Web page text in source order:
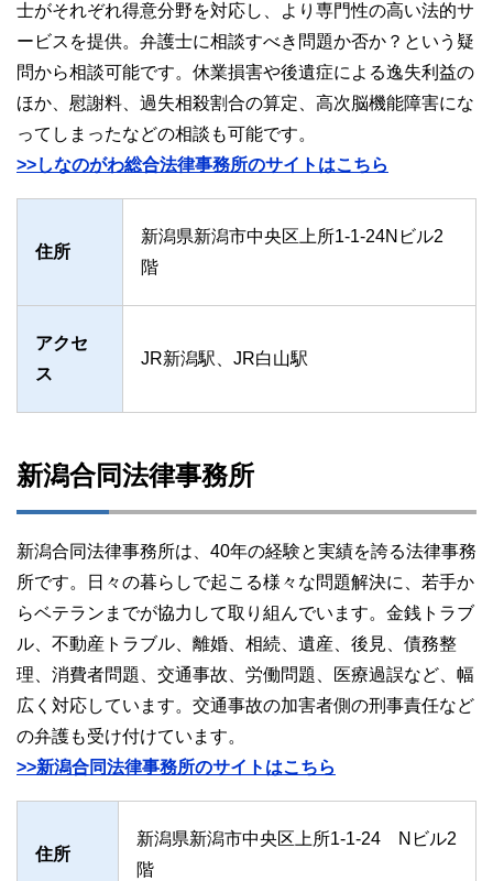
士がそれぞれ得意分野を対応し、より専門性の高い法的サ
ービスを提供。弁護士に相談すべき問題か否か？という疑
問から相談可能です。休業損害や後遺症による逸失利益の
ほか、慰謝料、過失相殺割合の算定、高次脳機能障害にな
ってしまったなどの相談も可能です。
>>しなのがわ総合法律事務所のサイトはこちら
住所
新潟県新潟市中央区上所1-1-24Nビル2
階
アクセ
ス
JR新潟駅、JR白山駅
新潟合同法律事務所
新潟合同法律事務所は、40年の経験と実績を誇る法律事務
所です。日々の暮らしで起こる様々な問題解決に、若手か
らベテランまでが協力して取り組んでいます。金銭トラブ
ル、不動産トラブル、離婚、相続、遺産、後見、債務整
理、消費者問題、交通事故、労働問題、医療過誤など、幅
広く対応しています。交通事故の加害者側の刑事責任など
の弁護も受け付けています。
>>新潟合同法律事務所のサイトはこちら
住所
新潟県新潟市中央区上所1-1-24 Nビル2
階